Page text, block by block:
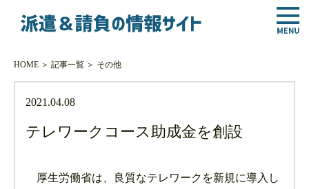
HOME＞ 記事一覧＞ その他
2021.04.08
テレワークコース助成金を創設
厚生労働省は、良質なテレワークを新規に導入し